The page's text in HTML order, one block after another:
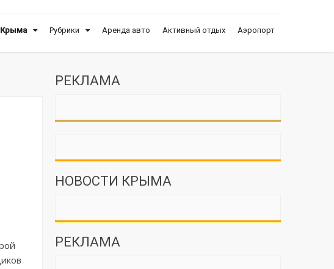
Крыма Рубрики Аренда авто Активный отдых Аэропорт
РЕКЛАМА
НОВОСТИ КРЫМА
РЕКЛАМА